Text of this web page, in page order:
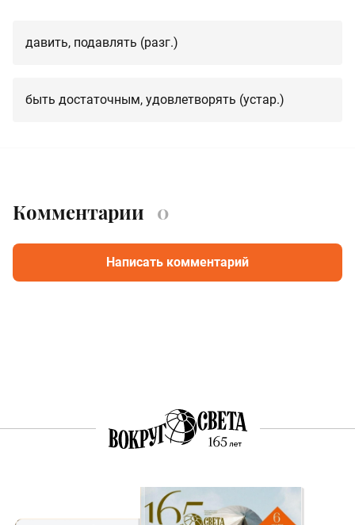
давить, подавлять (разг.)
быть достаточным, удовлетворять (устар.)
Комментарии 0
Написать комментарий